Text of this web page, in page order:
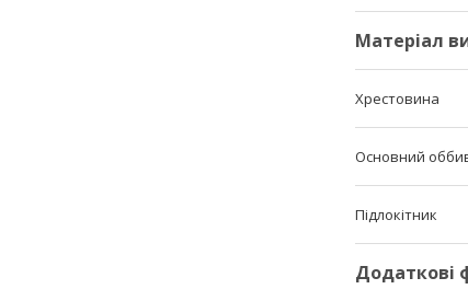
Матеріал
Хрестовина
Основний
Підлокітник
Додаткові